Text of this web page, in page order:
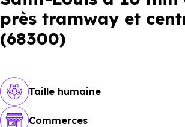
près tramway et
(68300)
Taille humaine
Commerces